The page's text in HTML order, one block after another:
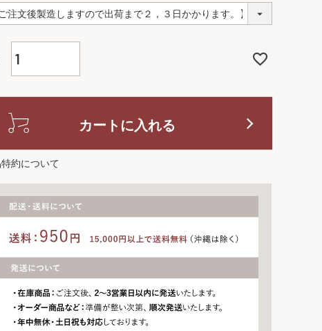
(
必
カートに入れる
約について